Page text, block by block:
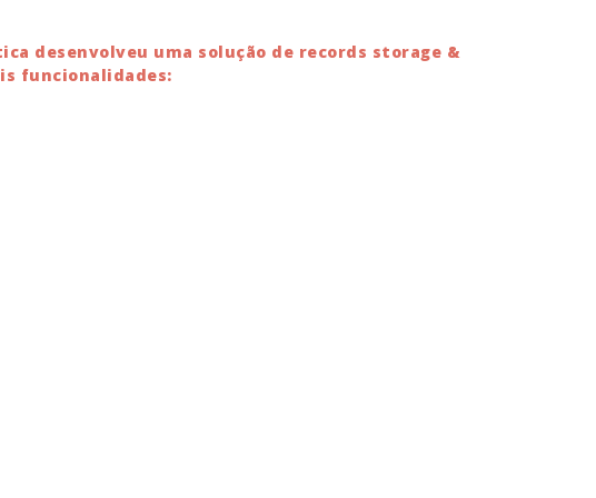
desenvolveu uma solução de records storage &
funcionalidades: